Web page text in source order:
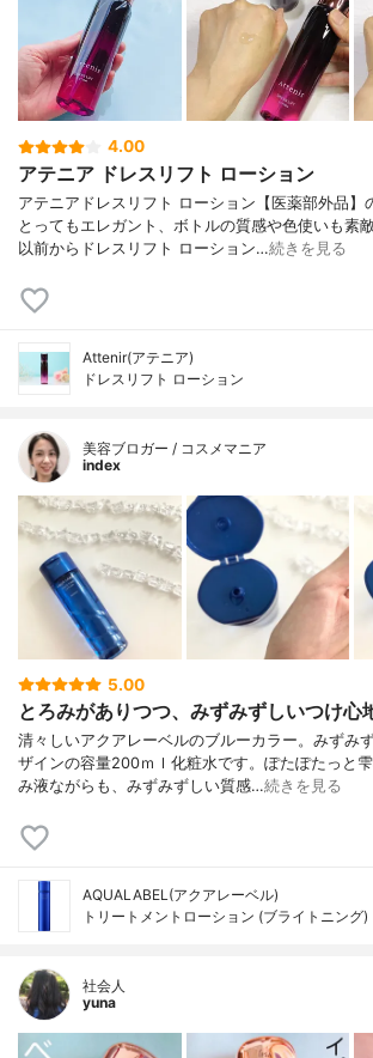
4.00
アテニア ドレスリフト ローション
アテニアドレスリフト ローション【医薬部外品】
とってもエレガント、ボトルの質感や色使いも素
以前からドレスリフト ローション…続きを見る
Attenir(アテニア)
ドレスリフト ローション
美容ブロガー / コスメマニア
index
5.00
とろみがありつつ、みずみずしいつけ心
清々しいアクアレーベルのブルーカラー。みずみ
ザインの容量200ｍｌ化粧水です。ぽたぽたっと
み液ながらも、みずみずしい質感…続きを見る
AQUALABEL(アクアレーベル)
トリートメントローション (ブライトニング)
社会人
yuna